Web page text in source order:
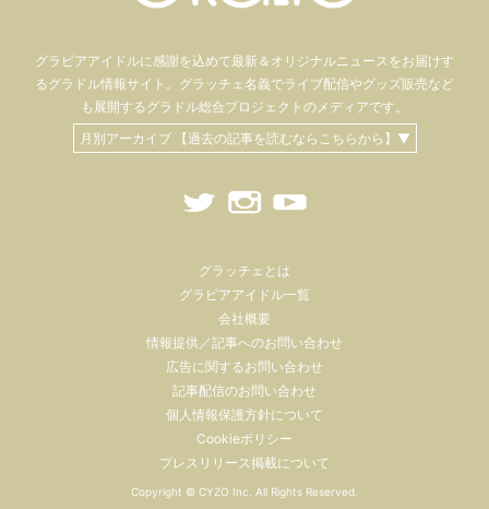
グラビアアイドルに感謝を込めて最新＆オリジナルニュースをお届けす
るグラドル情報サイト。 グラッチェ名義でライブ配信やグッズ販売など
も 展開するグラドル総合プロジェクトのメディアです。
月別アーカイブ 【過去の記事を読むならこちらから】▼
グラッチェとは
グラビアアイドル一覧
会社概要
情報提供／記事へのお問い合わせ
広告に関するお問い合わせ
記事配信のお問い合わせ
個人情報保護方針について
Cookieポリシー
プレスリリース掲載について
Copyright © CYZO Inc. All Rights Reserved.